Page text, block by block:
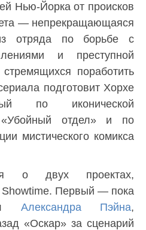
Нью-Йорка от происков
— непрекращающаяся
отряда по борьбе с
и преступной
поработить
подготовит Хорхе
по иконической
отдел» и по
мистического комикса
о двух проектах,
Showtime. Первый — пока
Александра Пэйна,
«Оскар» за сценарий